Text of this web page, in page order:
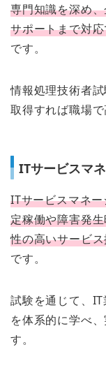
専門知識を深め
サポートまで対
です。
情報処理技術者
取得すれば職場
ITサービスマ
ITサービスマネ
定稼働や障害発
性の高いサービ
です。
試験を通じて、
を体系的に学べ
す。